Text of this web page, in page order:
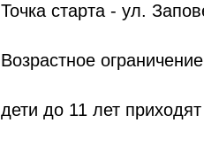
Точка старта - ул.
Возрастное
дети до 11 лет